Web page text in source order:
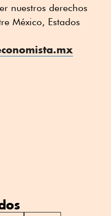
nuestros derechos
México, Estados